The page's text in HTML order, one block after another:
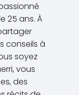
25 ans. À
conseils à
soyez
vous
des